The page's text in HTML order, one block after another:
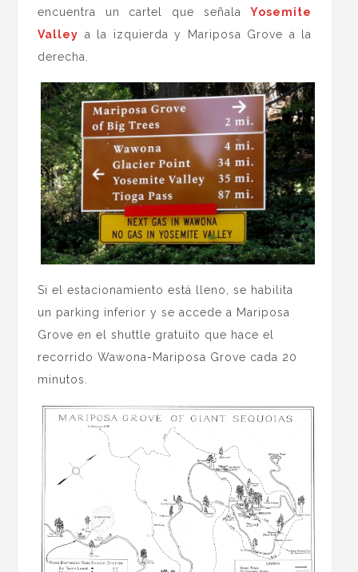
encuentra un cartel que señalaYosemite
Valley a la izquierda y Mariposa Grove a la
derecha.
Si el estacionamiento está lleno, se habilita
un parking inferior y se accede a Mariposa
Grove en el shuttle gratuito que hace el
recorrido Wawona-Mariposa Grove cada 20
minutos.